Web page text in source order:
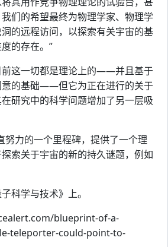
们的希望最终为物理学家、物理学
的远程访问，以探索有关宇宙的基
的存在。”
前这一切都是理论上的——并且基于
意的基础——但它为正在进行的关于
研究中的科学问题增加了另一层吸
努力的一个里程碑，提供了一个理
索关于宇宙的新的持久谜题，例如
科学与技术》上。
blueprint-of-a-
teleporter-could-point-to-